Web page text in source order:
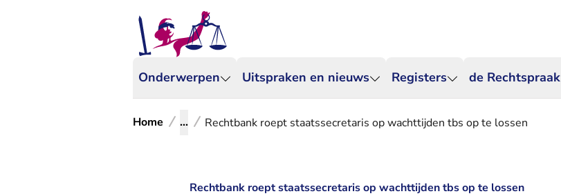
Onderwerpen Uitspraken en nieuws Registers de Rechtspraak
Home ... Rechtbank roept staatssecretaris op wachttijden tbs op te lossen
Rechtbank roept staatssecretaris op wachttijden tbs op te lossen